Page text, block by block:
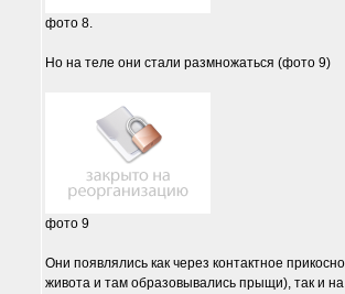
фото 8.
Но на теле они стали размножаться (фото 9)
фото 9
Они появлялись как через контактное
живота и там образовывались прыщи), так и